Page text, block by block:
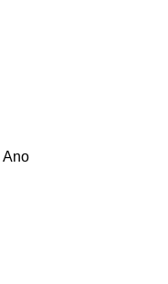
Ano